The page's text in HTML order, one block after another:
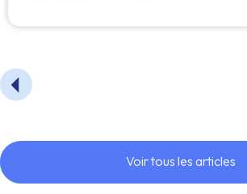
Voir tous les articles